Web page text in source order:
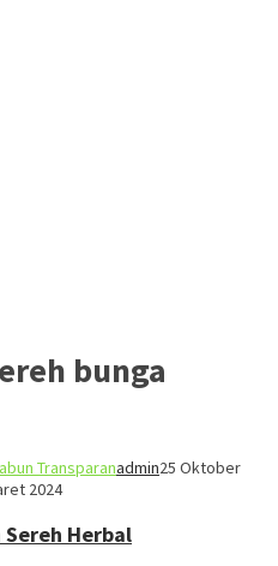
bunga
Transparanadmin25 Oktober
2024
Sereh Herbal